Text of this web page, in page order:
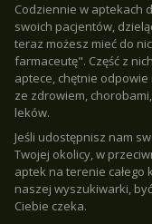
Codziennie w aptekach
swoich pacjentów,
teraz możesz mieć do
farmaceutę". Część z
aptece, chętnie
ze zdrowiem,
leków.
Jeśli udostępnisz nam
Twojej okolicy, w
aptek na terenie
naszej wyszukiwarki,
Ciebie czeka.